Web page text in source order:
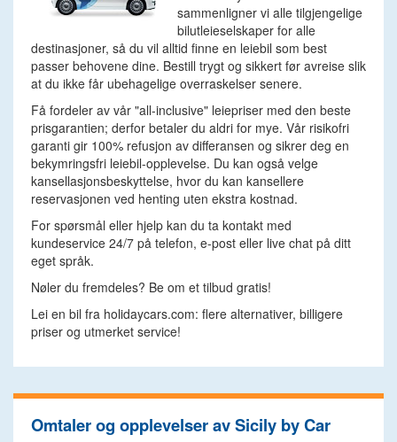
sammenligner vi alle tilgjengelige
bilutleieselskaper for alle
destinasjoner, så du vil alltid finne en leiebil som best
passer behovene dine. Bestill trygt og sikkert før avreise slik
at du ikke får ubehagelige overraskelser senere.
Få fordeler av vår "all-inclusive" leiepriser med den beste
prisgarantien; derfor betaler du aldri for mye. Vår risikofri
garanti gir 100% refusjon av differansen og sikrer deg en
bekymringsfri leiebil-opplevelse. Du kan også velge
kansellasjonsbeskyttelse, hvor du kan kansellere
reservasjonen ved henting uten ekstra kostnad.
For spørsmål eller hjelp kan du ta kontakt med
kundeservice 24/7 på telefon, e-post eller live chat på ditt
eget språk.
Nøler du fremdeles? Be om et tilbud gratis!
Lei en bil fra holidaycars.com: flere alternativer, billigere
priser og utmerket service!
Omtaler og opplevelser av Sicily by Car